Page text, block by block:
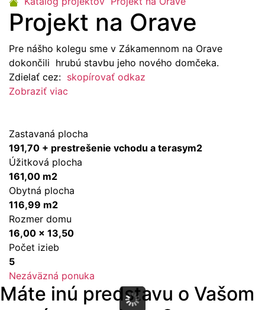
Projekt na Orave
Pre nášho kolegu sme v Zákamennom na Orave
dokončili hrubú stavbu jeho nového domčeka.
Zdielať cez: skopírovať odkaz
Zobraziť viac
Zastavaná plocha
191,70 + prestrešenie vchodu a terasym2
Úžitková plocha
161,00 m2
Obytná plocha
116,99 m2
Rozmer domu
16,00 x 13,50
Počet izieb
5
Nezáväzná ponuka
Máte inú predstavu o Vašom